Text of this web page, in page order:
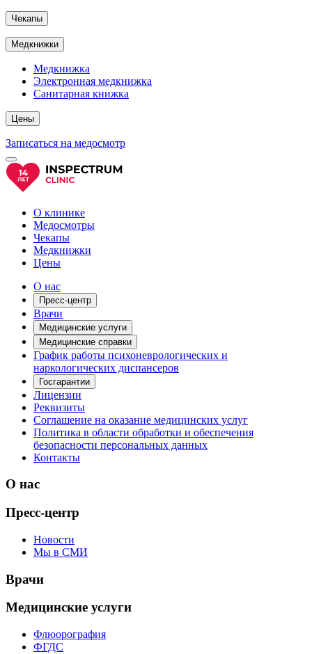
Чекапы
Медкнижки
Медкнижка
Электронная медкнижка
Санитарная книжка
Цены
Записаться на медосмотр
О клинике
Медосмотры
Чекапы
Медкнижки
Цены
О нас
Пресс-центр
Врачи
Медицинские услуги
Медицинские справки
График работы психоневрологических и
наркологических диспансеров
Госгарантии
Лицензии
Реквизиты
Соглашение на оказание медицинских услуг
Политика в области обработки и обеспечения
безопасности персональных данных
Контакты
О нас
Пресс-центр
Новости
Мы в СМИ
Врачи
Медицинские услуги
Флюорография
ФГДС